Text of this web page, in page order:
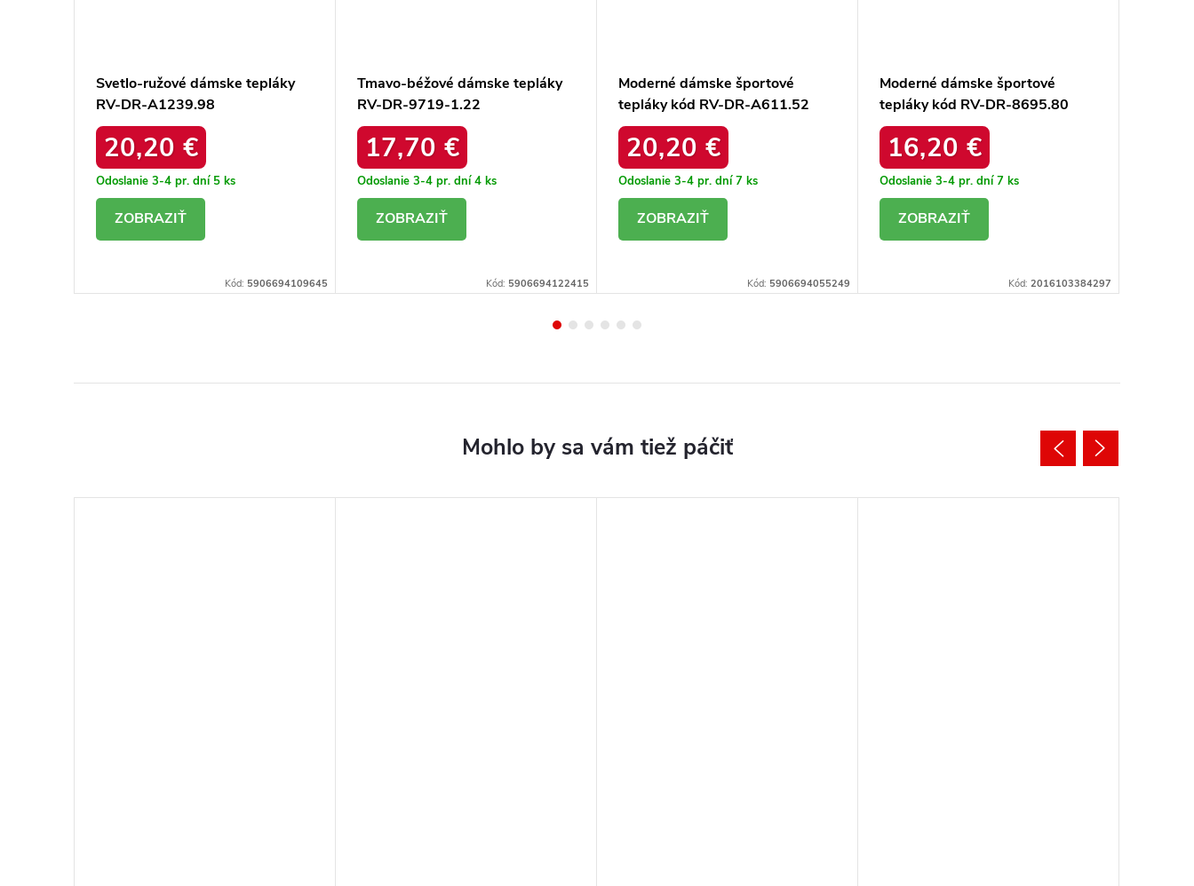
Svetlo-ružové dámske tepláky
RV-DR-A1239.98
20,20 €
Odoslanie 3-4 pr. dní 5 ks
Kód: 5906694109645
Tmavo-béžové dámske tepláky
RV-DR-9719-1.22
17,70 €
Odoslanie 3-4 pr. dní4 ks
Kód: 5906694122415
Moderné dámske športové
tepláky kód RV-DR-A611.52
20,20 €
Odoslanie 3-4 pr. dní7 ks
Kód: 5906694055249
Moderné dámske športové
tepláky kód RV-DR-8695.80
16,20 €
Odoslanie 3-4 pr. dní7 ks
Kód: 2016103384297